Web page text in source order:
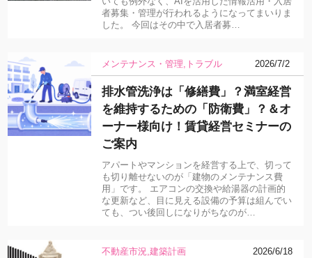
者募集・管理が行われるようになってまいりま
した。 今回はその中で入居者募…
メンテナンス・管理 トラブル 2026/7/2
排水管洗浄は「修繕費」？満室経営
を維持するための「防衛費」？＆オ
ーナー様向け！賃貸経営セミナーの
ご案内
アパートやマンションを経営する上で、切って
も切り離せないのが「建物のメンテナンス費
用」です。 エアコンの交換や給湯器の計画的
な更新など、目に見える設備の予算は組んでい
ても、つい後回しになりがちなのが…
不動産市況 建築計画 2026/6/18